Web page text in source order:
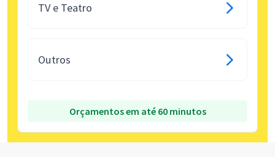
TV e Teatro
Outros
Orçamentos em até 60 minutos